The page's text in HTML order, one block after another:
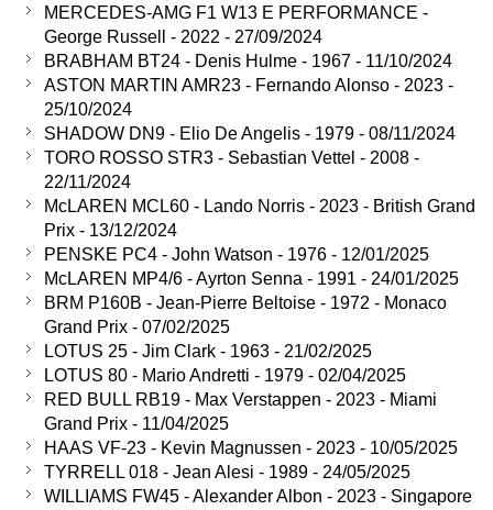
MERCEDES-AMG F1 W13 E PERFORMANCE -
George Russell - 2022 - 27/09/2024
BRABHAM BT24 - Denis Hulme - 1967 - 11/10/2024
ASTON MARTIN AMR23 - Fernando Alonso - 2023 -
25/10/2024
SHADOW DN9 - Elio De Angelis - 1979 - 08/11/2024
TORO ROSSO STR3 - Sebastian Vettel - 2008 -
22/11/2024
McLAREN MCL60 - Lando Norris - 2023 - British Grand
Prix - 13/12/2024
PENSKE PC4 - John Watson - 1976 - 12/01/2025
McLAREN MP4/6 - Ayrton Senna - 1991 - 24/01/2025
BRM P160B - Jean-Pierre Beltoise - 1972 - Monaco
Grand Prix - 07/02/2025
LOTUS 25 - Jim Clark - 1963 - 21/02/2025
LOTUS 80 - Mario Andretti - 1979 - 02/04/2025
RED BULL RB19 - Max Verstappen - 2023 - Miami
Grand Prix - 11/04/2025
HAAS VF-23 - Kevin Magnussen - 2023 - 10/05/2025
TYRRELL 018 - Jean Alesi - 1989 - 24/05/2025
WILLIAMS FW45 - Alexander Albon - 2023 - Singapore